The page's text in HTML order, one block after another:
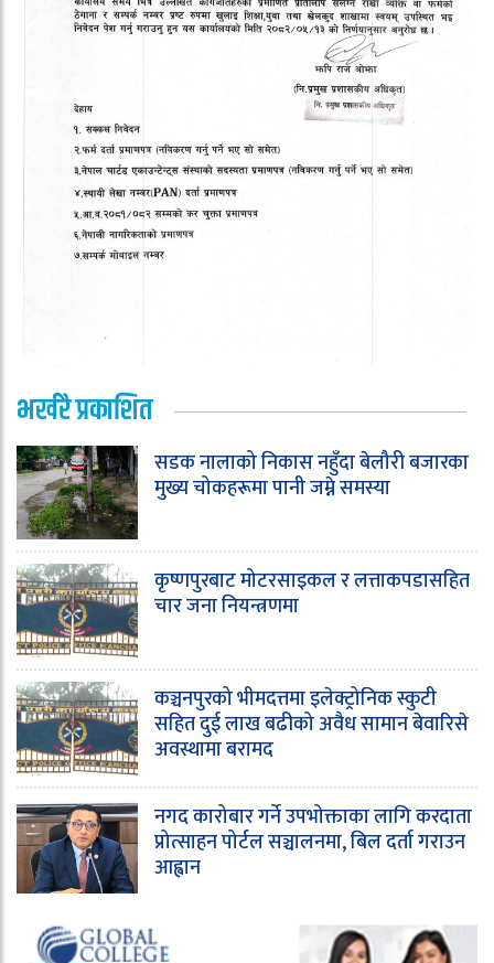
भर्खरै प्रकाशित
सडक नालाको निकास नहुँदा बेलौरी बजारका
मुख्य चोकहरूमा पानी जम्ने समस्या
कृष्णपुरबाट मोटरसाइकल र लत्ताकपडासहित
चार जना नियन्त्रणमा
कञ्चनपुरको भीमदत्तमा इलेक्ट्रोनिक स्कुटी
सहित दुई लाख बढीको अवैध सामान बेवारिसे
अवस्थामा बरामद
नगद कारोबार गर्ने उपभोक्ताका लागि करदाता
प्रोत्साहन पोर्टल सञ्चालनमा, बिल दर्ता गराउन
आह्वान